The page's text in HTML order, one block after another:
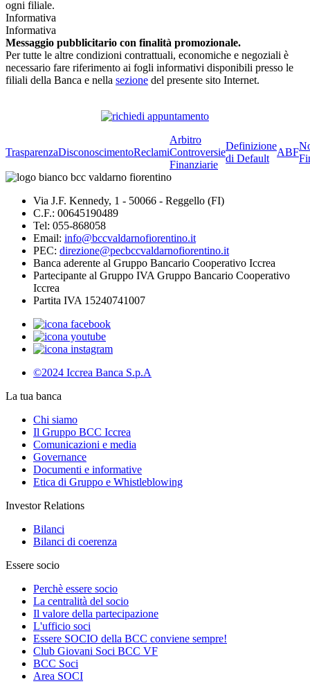
ogni filiale.
Informativa
Informativa
Messaggio pubblicitario con finalità promozionale.
Per tutte le altre condizioni contrattuali, economiche e negoziali è
necessario fare riferimento ai fogli informativi disponibili presso le
filiali della Banca e nella sezione del presente sito Internet.
TrasparenzaDisconoscimentoReclami
Arbitro
Controversie
Finanziarie
Definizione
di Default
ABF
Via J.F. Kennedy, 1 - 50066 - Reggello (FI)
C.F.: 00645190489
Tel: 055-868058
Email: info@bccvaldarnofiorentino.it
PEC: direzione@pecbccvaldarnofiorentino.it
Banca aderente al Gruppo Bancario Cooperativo Iccrea
Partecipante al Gruppo IVA Gruppo Bancario Cooperativo
Iccrea
Partita IVA 15240741007
©2024 Iccrea Banca S.p.A
La tua banca
Chi siamo
Il Gruppo BCC Iccrea
Comunicazioni e media
Governance
Documenti e informative
Etica di Gruppo e Whistleblowing
Investor Relations
Bilanci
Bilanci di coerenza
Essere socio
Perchè essere socio
La centralità del socio
Il valore della partecipazione
L'ufficio soci
Essere SOCIO della BCC conviene sempre!
Club Giovani Soci BCC VF
BCC Soci
Area SOCI